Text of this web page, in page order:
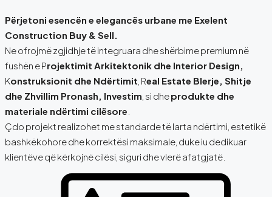
Përjetoni esencën e elegancës urbane me Exelent
Construction Buy & Sell.
Ne ofrojmë zgjidhje të integruara dhe shërbime premium në
fushën e Projektimit Arkitektonik dhe Interior Design,
Konstruksionit dhe Ndërtimit , Real Estate Blerje, Shitje
dhe Zhvillim Pronash, Investim , si dheprodukte dhe
materiale ndërtimi cilësore
Çdo projekt realizohet me standarde të larta ndërtimi, estetikë
bashkëkohore dhe korrektësi maksimale, duke iu dedikuar
klientëve që kërkojnë cilësi, siguri dhe vlerë afatgjatë.